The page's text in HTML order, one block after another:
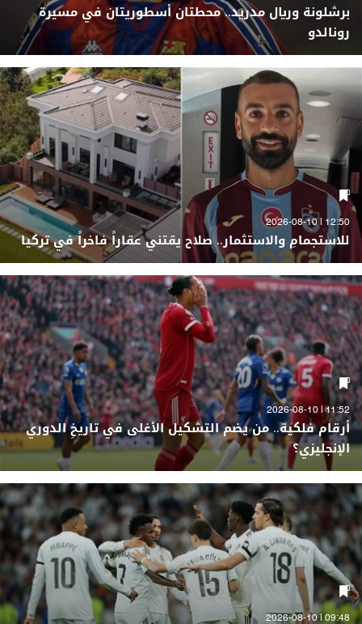
برشلونة وريال مدريد.. محطتان أسطوريتان في مسيرة
رونالدو
12:50 | 2026-08-10
للاستجمامِ والاستثمار.. صلاح يقتني عقاراً فاخراً في تركيا
11:52 | 2026-08-10
أرقام فلكية.. من يضم التشكيل الأغلى في تاريخِ الدوري
الإنجليزي؟
09:48 | 2026-08-10